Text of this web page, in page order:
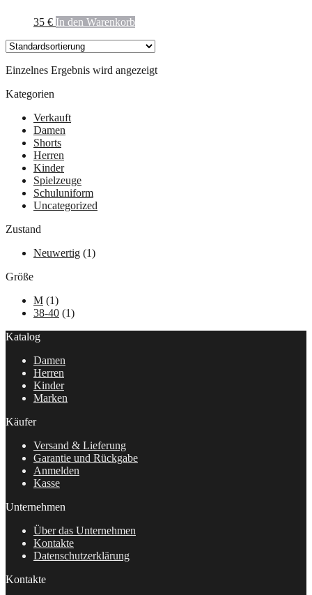
35 € In den Warenkorb
Einzelnes Ergebnis wird angezeigt
Kategorien
Verkauft
Damen
Shorts
Herren
Kinder
Spielzeuge
Schuluniform
Uncategorized
Zustand
Neuwertig (1)
Größe
M (1)
38-40 (1)
Katalog
Damen
Herren
Kinder
Marken
Käufer
Versand & Lieferung
Garantie und Rückgabe
Anmelden
Kasse
Unternehmen
Über das Unternehmen
Kontakte
Datenschutzerklärung
Kontakte